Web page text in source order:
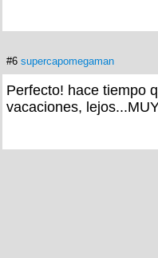
#6 supercapomegaman
Perfecto! hace tiempo
vacaciones,